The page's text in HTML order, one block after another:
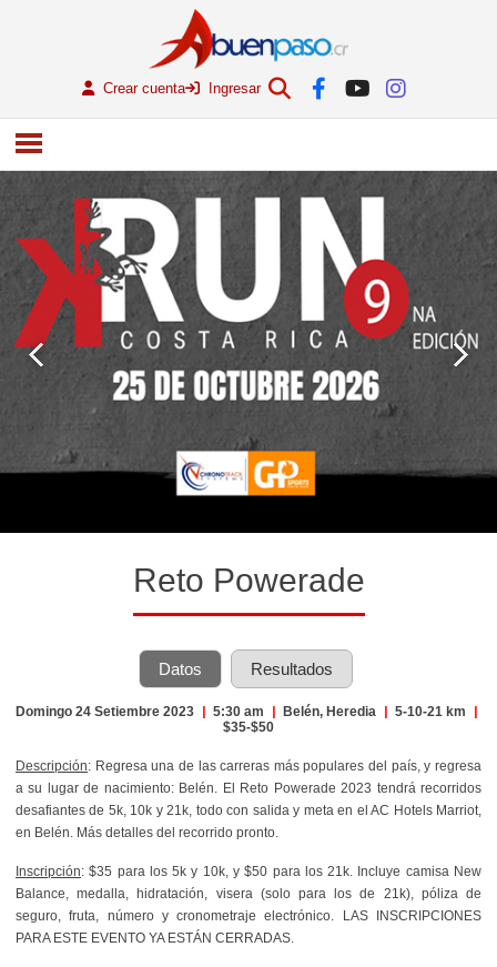
Crear cuenta Ingresar
Reto Powerade
Datos Resultados
Domingo 24 Setiembre 2023 | 5:30 am | Belén, Heredia | 5-10-21 km
|
$35-$50
Descripción: Regresa una de las carreras más populares del país, y regresa
a su lugar de nacimiento: Belén. El Reto Powerade 2023 tendrá recorridos
desafiantes de 5k, 10k y 21k, todo con salida y meta en el AC Hotels Marriot,
en Belén. Más detalles del recorrido pronto.
Inscripción: $35 para los 5k y 10k, y $50 para los 21k. Incluye camisa New
Balance, medalla, hidratación, visera (solo para los de 21k), póliza de
seguro, fruta, número y cronometraje electrónico. LAS INSCRIPCIONES
PARA ESTE EVENTO YA ESTÁN CERRADAS.